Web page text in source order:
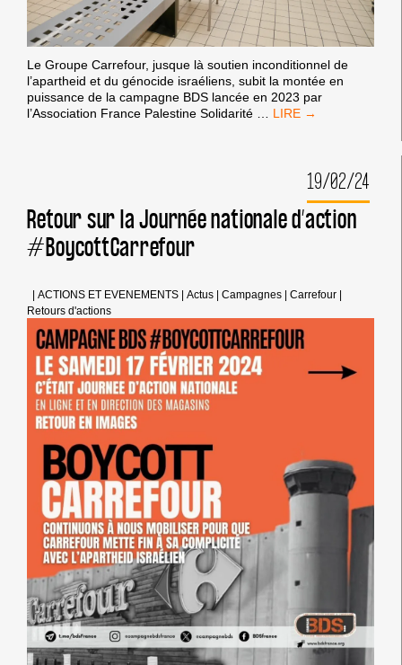
Le Groupe Carrefour, jusque là soutien inconditionnel de
l’apartheid et du génocide israéliens, subit la montée en
puissance de la campagne BDS lancée en 2023 par
l’Association France Palestine Solidarité … COMMUNIQUÉ
CAMPAGNE
CONTRE
CARREFOUR
PREND
19/02/24
Retour sur la Journée nationale d’action
#BoycottCarrefour
|ACTIONS ET EVENEMENTS |Actus |Campagnes |Carrefour
Retours d'actions